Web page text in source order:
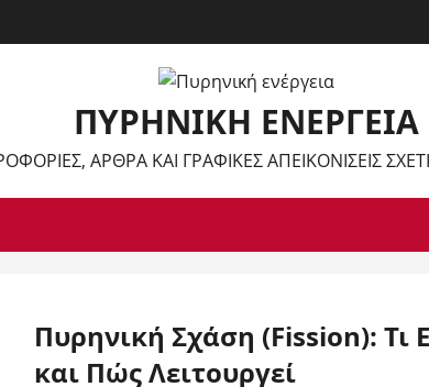
ΠΥΡΗΝΙΚΉ ΕΝΈΡΓΕΙΑ
ΆΡΘΡΑ ΚΑΙ ΓΡΑΦΙΚΈΣ ΑΠΕΙΚΟΝΊΣΕΙΣ
Πυρηνική Σχάση (Fission): Τι
και Πώς Λειτουργεί